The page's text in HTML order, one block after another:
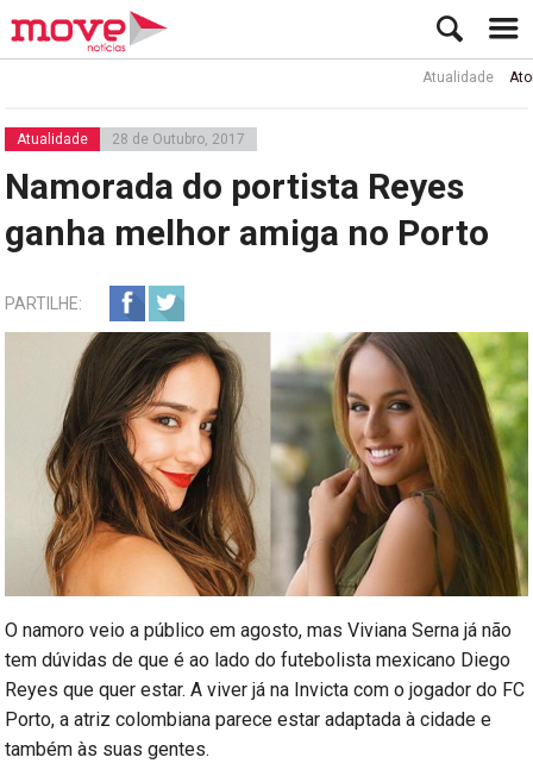
Atualidade Ator Rui de
Atualidade 28 de Outubro, 2017
Namorada do portista Reyes
ganha melhor amiga no Porto
PARTILHE:
O namoro veio a público em agosto, mas Viviana Serna já não
tem dúvidas de que é ao lado do futebolista mexicano Diego
Reyes que quer estar. A viver já na Invicta com o jogador do FC
Porto, a atriz colombiana parece estar adaptada à cidade e
também às suas gentes.